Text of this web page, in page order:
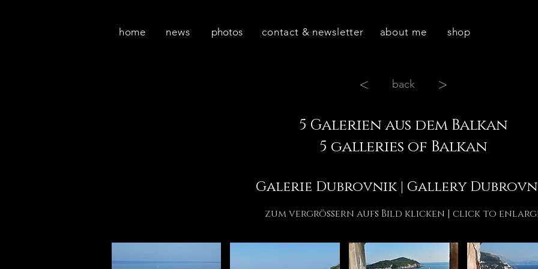
home news photos contact & newsletter about me shop
< back >
5 Galerien aus dem Balkan
5 galleries of Balkan
Galerie Dubrovnik | Gallery
zum vergrössern aufs Bild klicken | click to